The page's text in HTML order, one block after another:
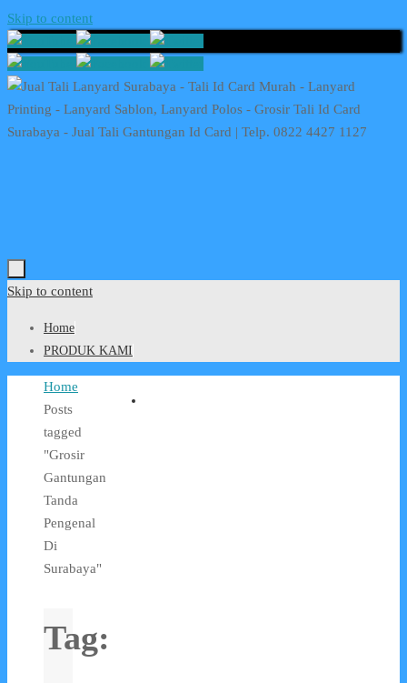
Skip to content
Skip to content
Home
PRODUK KAMI
Home
Posts
tagged
"Grosir
Gantungan
Tanda
Pengenal
Di
Surabaya"
Tag: